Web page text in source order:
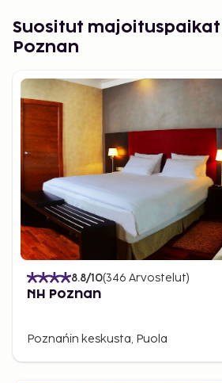
Suositut
Poznan
8.8/10(346 Arvostelut)
NH Poznan
Poznańin keskusta, Puola